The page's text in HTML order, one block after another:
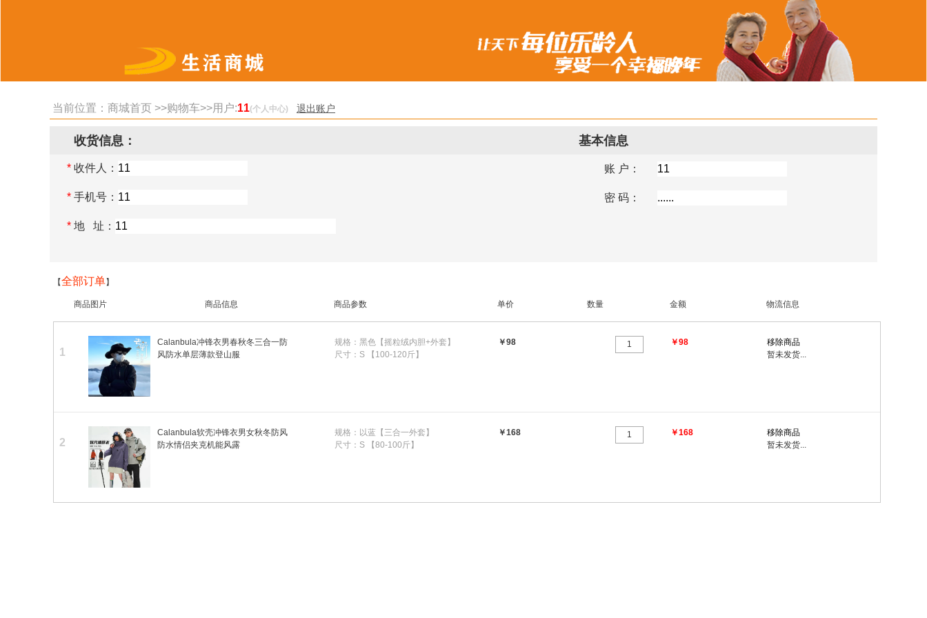
当前位置： 商城首页 >>购物车>>用户:11(个人中心) 退出账户
收货信息： 基本信息
* 收件人： 账 户：
* 手机号： 密 码：
* 地 址：
【全部订单】
商品图片 商品信息 商品参数 单价 数量 金额 物流信息
1
Calanbula冲锋衣男春秋冬三合一防
风防水单层薄款登山服
规格：黑色【摇粒绒内胆+外套】
尺寸：S 【100-120斤】
￥98 ￥98
移除商品
暂未发货...
2
Calanbula软壳冲锋衣男女秋冬防风
防水情侣夹克机能风露
规格：以蓝【三合一外套】
尺寸：S 【80-100斤】
￥168 ￥168
移除商品
暂未发货...